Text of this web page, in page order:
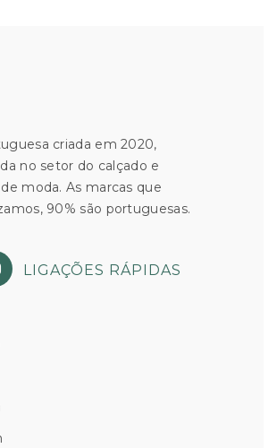
criada em 2020,
no setor do calçado e
moda. As marcas que
90% são portuguesas.
LIGAÇÕES RÁPIDAS